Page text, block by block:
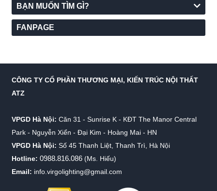
Đèn thả mây tre, vintage.
BẠN MUỐN TÌM GÌ?
FANPAGE
CÔNG TY CỔ PHẦN THƯƠNG MẠI, KIẾN TRÚC NỘI THẤT
ATZ
VPGD Hà Nội: Căn 31 - Sunrise K - KĐT The Manor Central
Park - Nguyễn Xiển - Đại Kim - Hoàng Mai - HN
VPGD Hà Nội: Số 45 Thanh Liệt, Thanh Trì, Hà Nội
Hotline: 0988.816.086 (Ms. Hiếu)
Email: info.virgolighting@gmail.com